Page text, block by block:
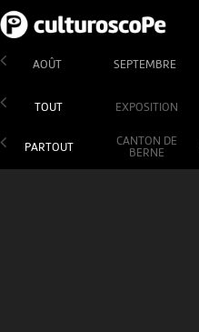
AOÛT SEPTEMBRE
TOUT EXPOSITION
PARTOUT
CANTON DE
BERNE